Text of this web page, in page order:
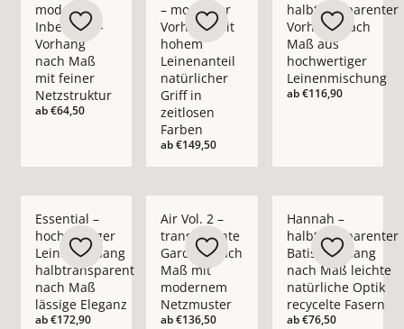
moderner
Inbetween-
Vorhang
nach Maß
mit feiner
Netzstruktur
ab€64,50
– moderner
Vorhang mit
hohem
Leinenanteil
natürlicher
Griff in
zeitlosen
Farben
ab€149,50
halbtransparenter
Vorhang nach
Maß aus
hochwertiger
Leinenmischung
ab€116,90
Essential –
hochwertiger
Leinenvorhang
halbtransparent
nach Maß
lässige Eleganz
ab€172,90
Air Vol. 2 –
transparente
Gardine nach
Maß mit
modernem
Netzmuster
ab€136,50
Hannah –
halbtransparenter
Batist-Vorhang
nach Maß leichte
natürliche Optik
recycelte Fasern
ab€76,50